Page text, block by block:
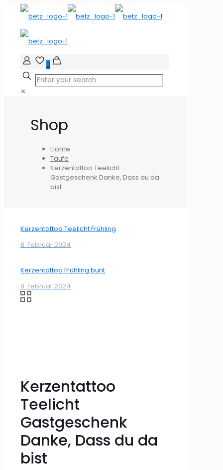
0
✕
Shop
Home
Taufe
Kerzentattoo Teelicht
Gastgeschenk Danke, Dass du da
bist
Kerzentattoo Teelicht Frühling
8. Februar 2024
Kerzentattoo Frühling bunt
8. Februar 2024
Kerzentattoo
Teelicht
Gastgeschenk
Danke, Dass du da
bist